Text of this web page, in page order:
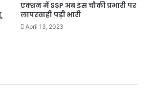
एक्शन में SSP अब इस चौकी प्रभारी पर
लापरवाही पड़ी भारी
April 13, 2023